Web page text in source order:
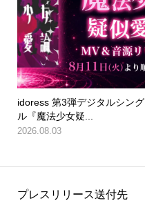
idoress 第3弾デジタルシング
ル『魔法少女疑...
2026.08.03
プレスリリース送付先